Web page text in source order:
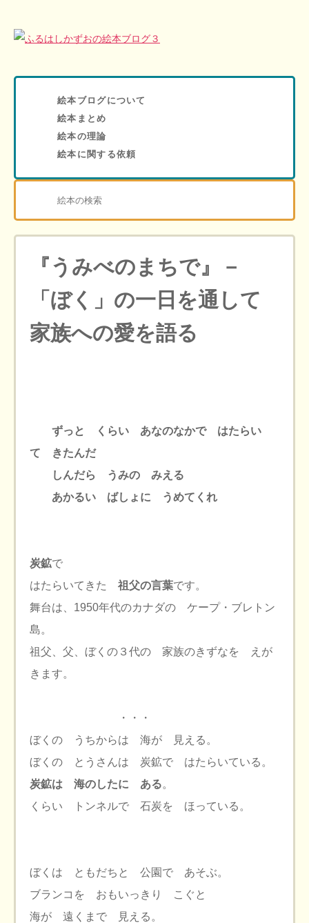
絵本ブログについて
絵本まとめ
絵本の理論
絵本に関する依頼
『うみべのまちで』－
「ぼく」の一日を通して
家族への愛を語る
ずっと くらい あなのなかで はたらい
て きたんだ
しんだら うみの みえる
あかるい ばしょに うめてくれ
炭鉱で
はたらいてきた 祖父の言葉です。
舞台は、1950年代のカナダの ケープ・ブレトン
島。
祖父、父、ぼくの３代の 家族のきずなを えが
きます。
・・・
ぼくの うちからは 海が 見える。
ぼくの とうさんは 炭鉱で はたらいている。
炭鉱は 海のしたに ある。
くらい トンネルで 石炭を ほっている。
ぼくは ともだちと 公園で あそぶ。
ブランコを おもいっきり こぐと
海が 遠くまで 見える。